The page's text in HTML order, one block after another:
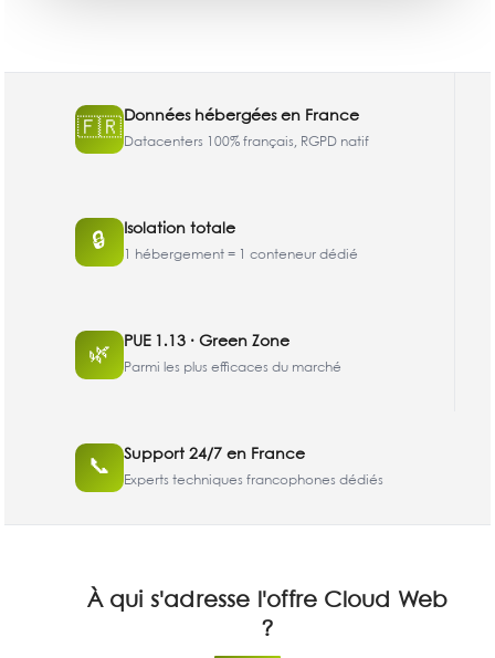
🇫🇷
Données hébergées en France
Datacenters 100% français, RGPD natif
🔒
Isolation totale
1 hébergement = 1 conteneur dédié
🌿
PUE 1.13 · Green Zone
Parmi les plus efficaces du marché
📞
Support 24/7 en France
Experts techniques francophones dédiés
À qui s'adresse l'offre Cloud Web
?